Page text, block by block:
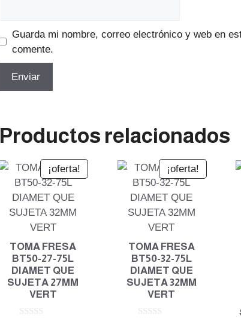
Guarda mi nombre, correo electrónico y web en
comente.
Productos relacionados
¡oferta!
TOMA FRESA
BT50-27-75L
DIAMET QUE
SUJETA 27MM
VERT
¡oferta!
TOMA FRESA
BT50-32-75L
DIAMET QUE
SUJETA 32MM
VERT